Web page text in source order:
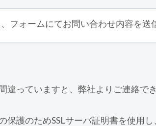
フォームにてお問い合わせ内容を送
違っていますと、弊社よりご連絡で
保護のためSSLサーバ証明書を使用